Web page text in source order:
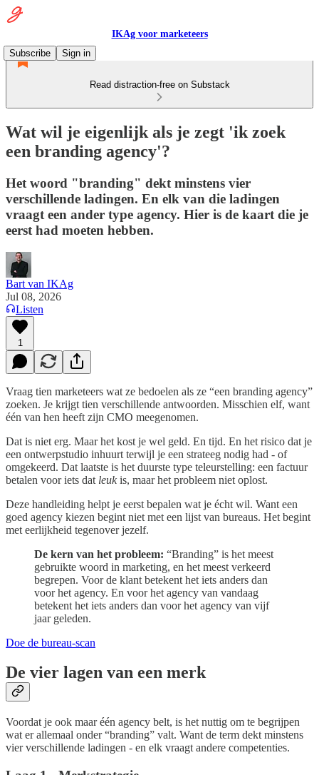
IKAg voor marketeers
Subscribe
Sign in
Read distraction-free on Substack
Wat wil je eigenlijk als je zegt 'ik zoek
een branding agency'?
Het woord "branding" dekt minstens vier
verschillende ladingen. En elk van die ladingen
vraagt een ander type agency. Hier is de kaart die je
eerst had moeten hebben.
Bart van IKAg
Jul 08, 2026
Listen
1
Vraag tien marketeers wat ze bedoelen als ze “een branding agency”
zoeken. Je krijgt tien verschillende antwoorden. Misschien elf, want
één van hen heeft zijn CMO meegenomen.
Dat is niet erg. Maar het kost je wel geld. En tijd. En het risico dat je
een ontwerpstudio inhuurt terwijl je een strateeg nodig had - of
omgekeerd. Dat laatste is het duurste type teleurstelling: een factuur
betalen voor iets dat leukis, maar het probleem niet oplost.
Deze handleiding helpt je eerst bepalen wat je écht wil. Want een
goed agency kiezen begint niet met een lijst van bureaus. Het begint
met eerlijkheid tegenover jezelf.
De kern van het probleem: “Branding” is het meest
gebruikte woord in marketing, en het meest verkeerd
begrepen. Voor de klant betekent het iets anders dan
voor het agency. En voor het agency van vandaag
betekent het iets anders dan voor het agency van vijf
jaar geleden.
Doe de bureau-scan
De vier lagen van een merk
Voordat je ook maar één agency belt, is het nuttig om te begrijpen
wat er allemaal onder “branding” valt. Want de term dekt minstens
vier verschillende ladingen - en elk vraagt andere competenties.